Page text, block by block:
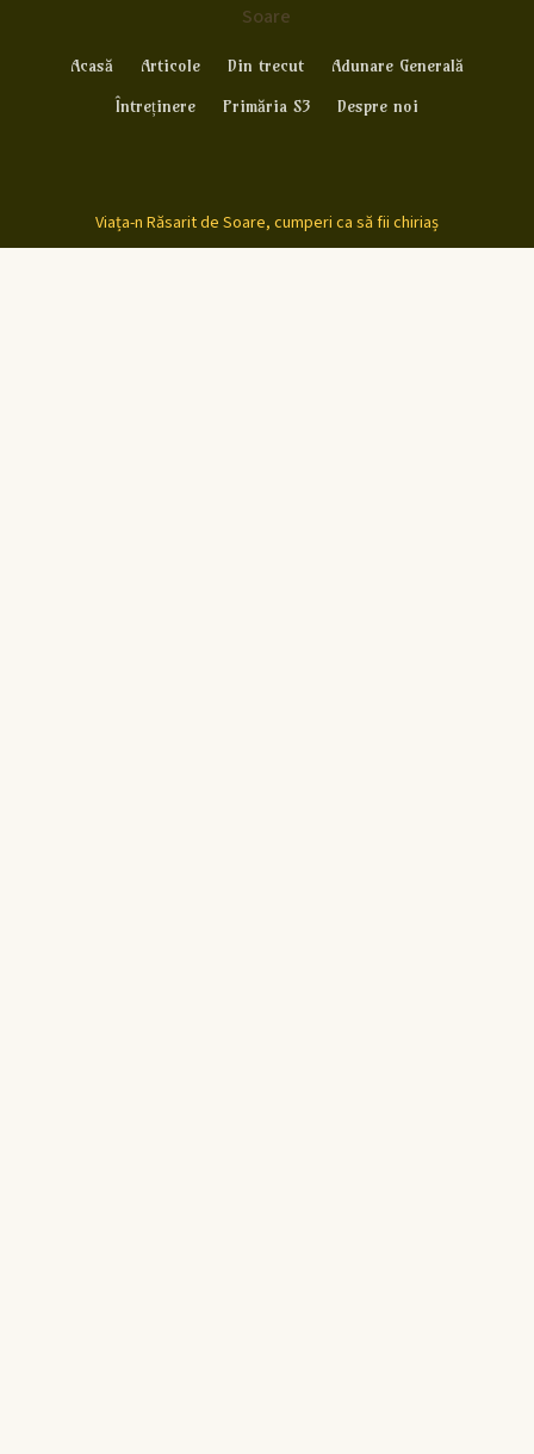
Soare
Acasă Articole Din trecut
Adunare Generală
Întreținere
Primăria S3 Despre noi
Viața-n Răsarit de Soare, cumperi ca să fii chiriaș